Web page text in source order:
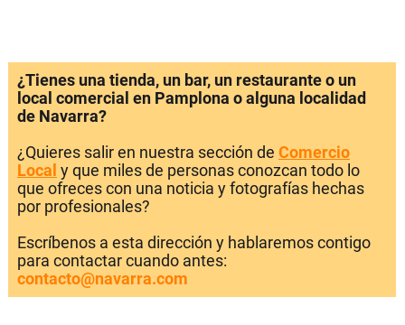
¿Tienes una tienda, un bar, un restaurante o un
local comercial en Pamplona o alguna localidad
de Navarra?
¿Quieres salir en nuestra sección de Comercio
Local y que miles de personas conozcan todo lo
que ofreces con una noticia y fotografías hechas
por profesionales?
Escríbenos a esta dirección y hablaremos contigo
para contactar cuando antes:
contacto@navarra.com